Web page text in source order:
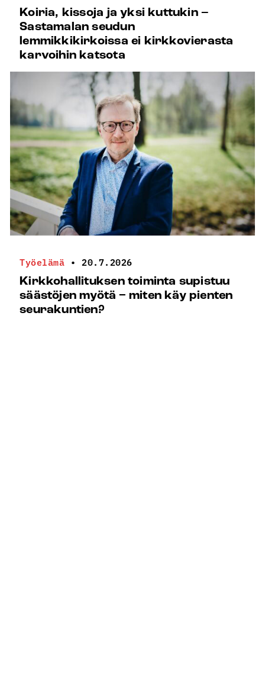
Koiria, kissoja ja yksi kuttukin –
Sastamalan seudun
lemmikkikirkoissa ei kirkkovierasta
karvoihin katsota
Työelämä • 20.7.2026
Kirkkohallituksen toiminta supistuu
säästöjen myötä − miten käy pienten
seurakuntien?